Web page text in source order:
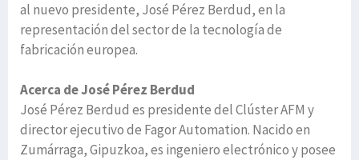
al nuevo presidente, José Pérez Berdud, en la
representación del sector de la tecnología de
fabricación europea.
Acerca de José Pérez Berdud
José Pérez Berdud es presidente del Clúster AFM y
director ejecutivo de Fagor Automation. Nacido en
Zumárraga, Gipuzkoa, es ingeniero electrónico y posee